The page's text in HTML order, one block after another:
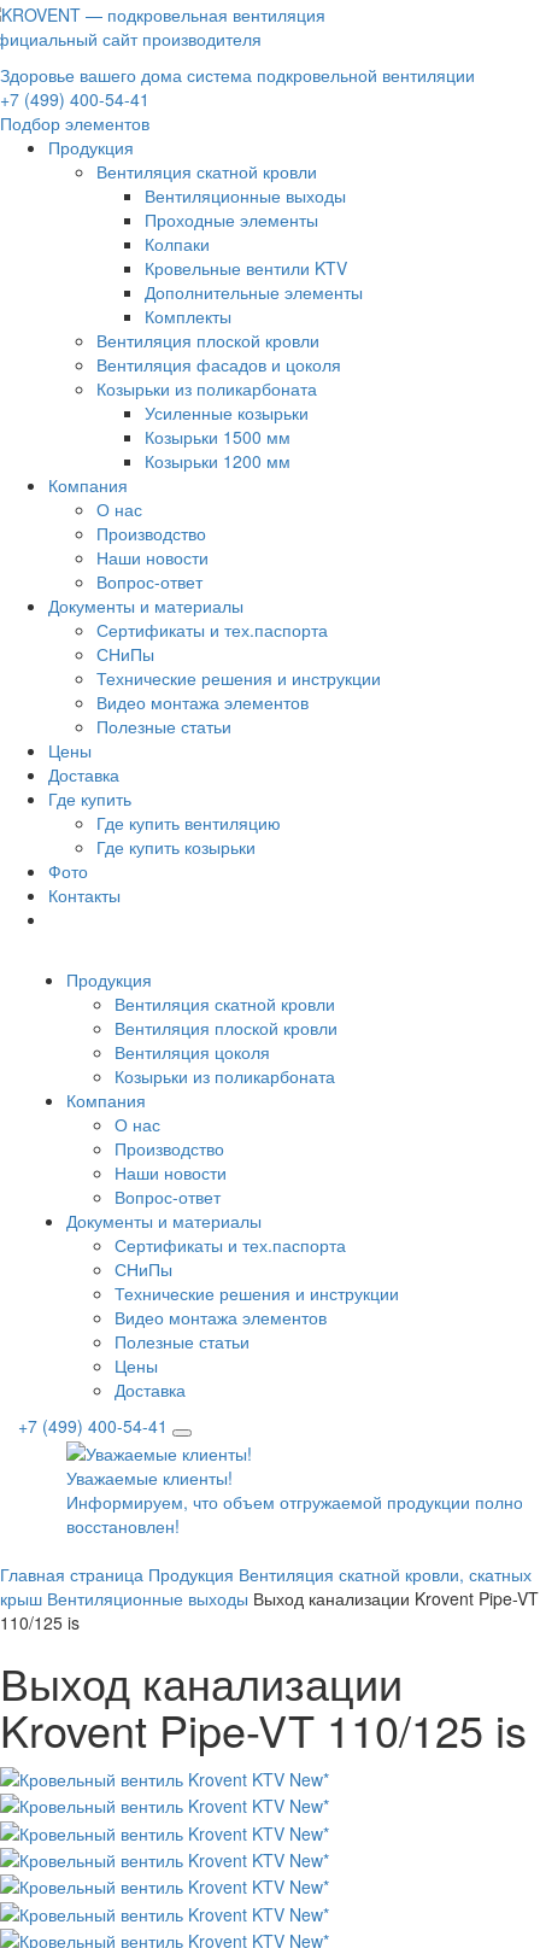
сайт производителя
Здоровье вашего дома система подкровельной вентиляции
+7 (499) 400-54-41
Подбор элементов
Продукция
Вентиляция скатной кровли
Вентиляционные выходы
Проходные элементы
Колпаки
Кровельные вентили KTV
Дополнительные элементы
Комплекты
Вентиляция плоской кровли
Вентиляция фасадов и цоколя
Козырьки из поликарбоната
Усиленные козырьки
Козырьки 1500 мм
Козырьки 1200 мм
Компания
О нас
Производство
Наши новости
Вопрос-ответ
Документы и материалы
Сертификаты и тех.паспорта
СНиПы
Технические решения и инструкции
Видео монтажа элементов
Полезные статьи
Цены
Доставка
Где купить
Где купить вентиляцию
Где купить козырьки
Фото
Контакты
Продукция
Вентиляция скатной кровли
Вентиляция плоской кровли
Вентиляция цоколя
Козырьки из поликарбоната
Компания
О нас
Производство
Наши новости
Вопрос-ответ
Документы и материалы
Сертификаты и тех.паспорта
СНиПы
Технические решения и инструкции
Видео монтажа элементов
Полезные статьи
Цены
Доставка
+7 (499) 400-54-41
Уважаемые клиенты!
Информируем, что объем отгружаемой продукции
восстановлен!
Главная страница Продукция Вентиляция скатной кровли, скатных
крыш Вентиляционные выходы Выход канализации Krovent Pipe-VT
110/125 is
Выход канализации
Krovent Pipe-VT 110/125 is